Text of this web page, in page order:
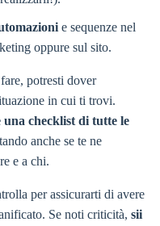
e sequenze nel
oppure sul sito.
potresti dover
in cui ti trovi.
una checklist di tutte le
anche se te ne
e a chi.
per assicurarti di avere
Se noti criticità, sii